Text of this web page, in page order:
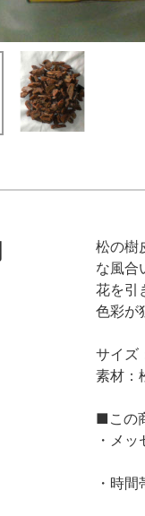
松の樹
な風合
花を引
色彩が
サイズ
素材：
■この
・メ
・時